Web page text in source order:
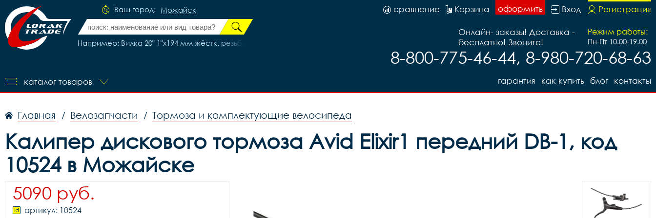
Ваш город: Можайск
Например: Вилка 20" 1"х194 мм жёстк. резьб/V-brake, код 110223
Регистрация
Вход
оформить
Корзина
сравнение
Режим работы:
Пн-Пт 10.00-19.00
Онлайн- заказы! Доставка -
бесплатно! Звоните!
8-800-775-46-44, 8-980-720-68-63
каталог товаров контакты
блог
как купить
гарантия
Главная / Велозапчасти / Тормоза и комплектующие велосипеда
Калипер дискового тормоза Avid Elixir1 передний DB-1, код
10524 в Можайске
5090 руб.
артикул: 10524